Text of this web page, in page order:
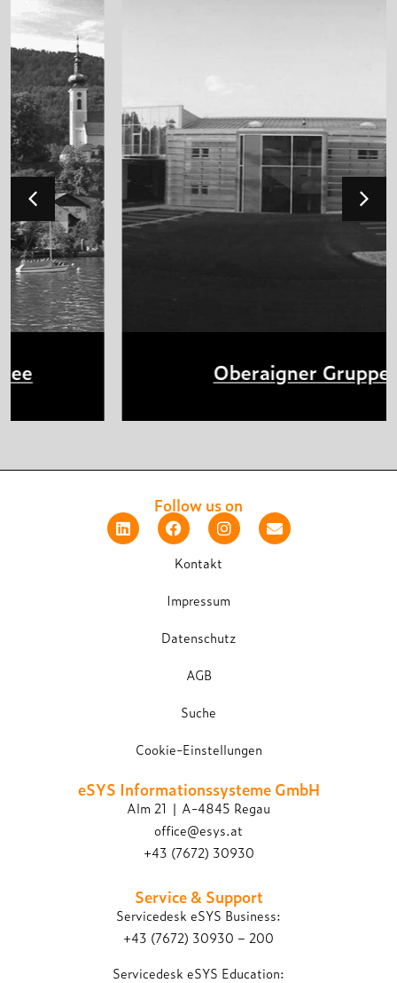
Oberaigner Gruppe
Follow us on
Kontakt
Impressum
Datenschutz
AGB
Suche
Cookie-Einstellungen
eSYS Informations­systeme GmbH
Alm 21 | A-4845 Regau
office@esys.at
+43 (7672) 30930
Service & Support
Servicedesk eSYS Business:
+43 (7672) 30930 – 200
Servicedesk eSYS Education: